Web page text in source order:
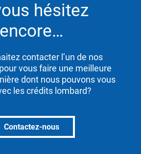
hésitez
encore…
contacter l’un de nos
vous faire une meilleure
dont nous pouvons vous
les crédits lombard?
Contactez-nous